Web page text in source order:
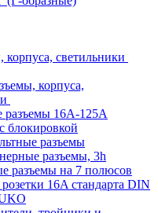
корпуса, светильники
корпуса,
разъемы 16А-125А
блокировкой
разъемы
разъемы, 3h
разъемы на 7 полюсов
16A стандарта DIN